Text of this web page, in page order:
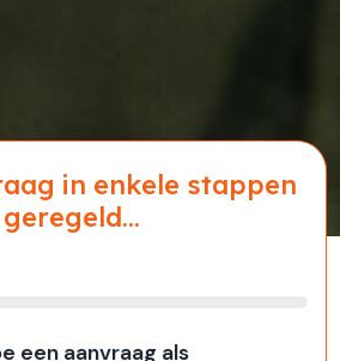
in enkele stappen
geregeld...
een aanvraag als